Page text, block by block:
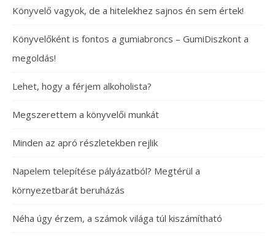
Könyvelő vagyok, de a hitelekhez sajnos én sem értek!
Könyvelőként is fontos a gumiabroncs – GumiDiszkont a
megoldás!
Lehet, hogy a férjem alkoholista?
Megszerettem a könyvelői munkát
Minden az apró részletekben rejlik
Napelem telepítése pályázatból? Megtérül a
környezetbarát beruházás
Néha úgy érzem, a számok világa túl kiszámítható